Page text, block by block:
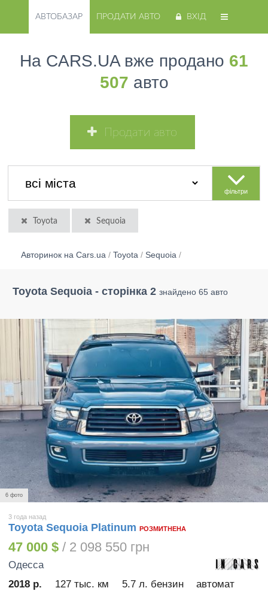
АВТОБАЗАР ПРОДАТИ АВТО ВХІД
На CARS.UA вже продано 61
507 авто
Продати авто
фільтри
Toyota Sequoia
Авторинок на Cars.ua / Toyota / Sequoia /
Toyota Sequoia - сторінка 2 знайдено 65 авто
6 фото
3 года назад
Toyota Sequoia Platinum РОЗМИТНЕНА
47 000 $ / 2 098 550 грн
Одесса
2018 р.
127 тыс. км 5.7 л. бензин автомат